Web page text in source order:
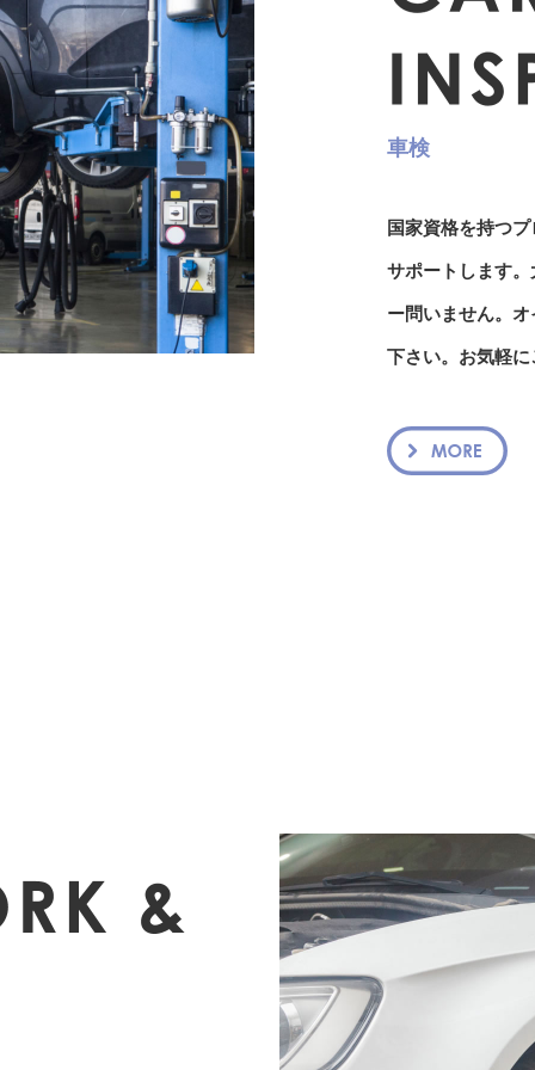
車検
国家資格を持つ
サポートします
ー問いません。
下さい。お気軽